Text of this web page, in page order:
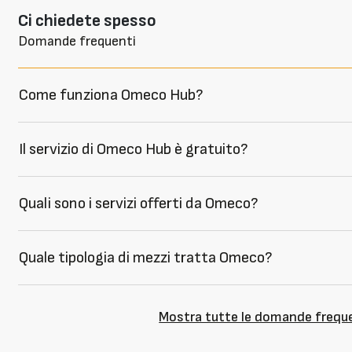
Ci chiedete spesso
Domande frequenti
Come funziona Omeco Hub?
Il servizio di Omeco Hub è gratuito?
Quali sono i servizi offerti da Omeco?
Quale tipologia di mezzi tratta Omeco?
Mostra tutte le domande